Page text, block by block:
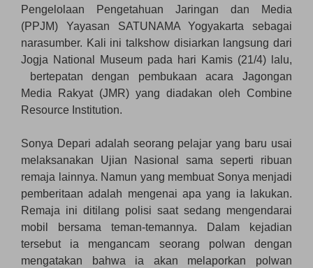
Pengelolaan Pengetahuan Jaringan dan Media
(PPJM) Yayasan SATUNAMA Yogyakarta sebagai
narasumber. Kali ini talkshow disiarkan langsung dari
Jogja National Museum pada hari Kamis (21/4) lalu,
bertepatan dengan pembukaan acara Jagongan
Media Rakyat (JMR) yang diadakan oleh Combine
Resource Institution.
Sonya Depari adalah seorang pelajar yang baru usai
melaksanakan Ujian Nasional sama seperti ribuan
remaja lainnya. Namun yang membuat Sonya menjadi
pemberitaan adalah mengenai apa yang ia lakukan.
Remaja ini ditilang polisi saat sedang mengendarai
mobil bersama teman-temannya. Dalam kejadian
tersebut ia mengancam seorang polwan dengan
mengatakan bahwa ia akan melaporkan polwan